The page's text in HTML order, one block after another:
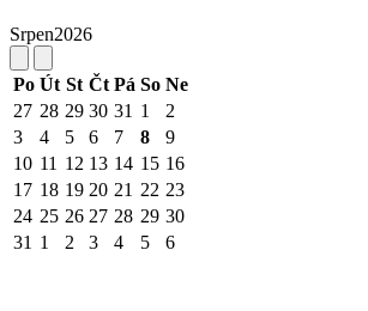
Srpen2026
Po Út St Čt Pá So Ne
27 28 29 30 31 1
2
3
4 5 6 7 8
9
10 11 12 13 14 15 16
17 18 19 20 21 22 23
24 25 26 27 28 29 30
31 1 2 3 4 5 6